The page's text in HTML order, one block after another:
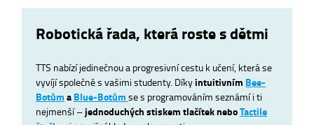
Robotická řada, která roste s dětmi
TTS nabízí jedinečnou a progresivní cestu k učení, která se
vyvíjí společně s vašimi studenty. Díkyintuitivním Bee-
BotůmaBlue-Botům se s programováním seznámí i ti
nejmenší – jednoduchých stiskem tlačítek neboTactile